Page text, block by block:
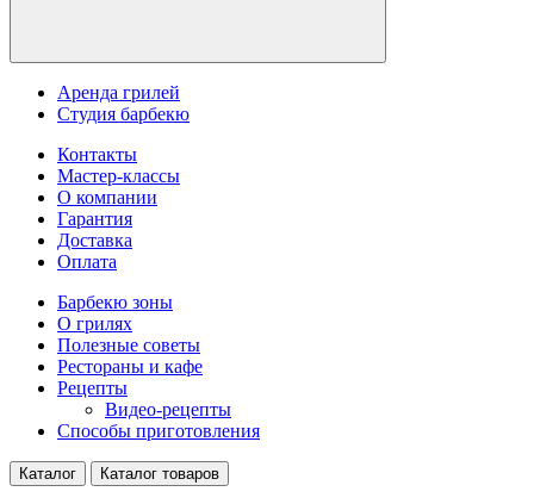
Аренда грилей
Студия барбекю
Контакты
Мастер-классы
О компании
Гарантия
Доставка
Оплата
Барбекю зоны
О грилях
Полезные советы
Рестораны и кафе
Рецепты
Видео-рецепты
Способы приготовления
Каталог Каталог товаров